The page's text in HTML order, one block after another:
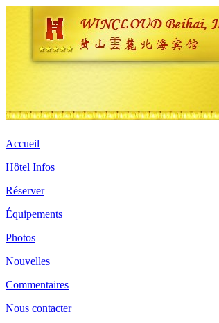
Accueil
Hôtel Infos
Réserver
Équipements
Photos
Nouvelles
Commentaires
Nous contacter